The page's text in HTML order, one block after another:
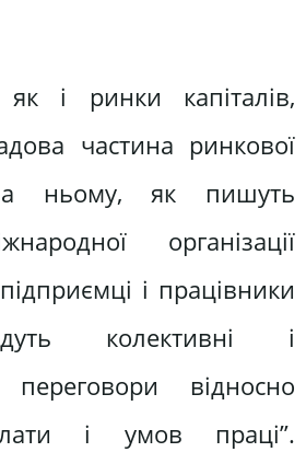
і ринки капіталів,
частина ринкової
ньому, як пишуть
організації
і працівники
колективні і
переговори відносно
і умов праці”.